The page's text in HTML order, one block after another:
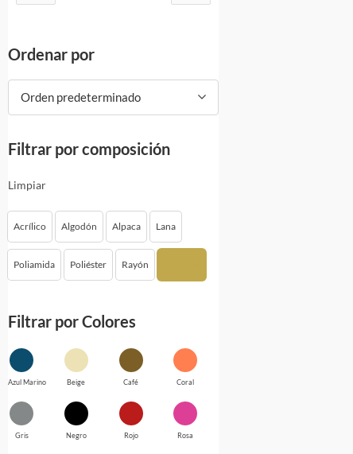
Ordenar por
Orden predeterminado
Filtrar por composición
Limpiar
Acrílico Algodón Alpaca Lana
Poliamida Poliéster Rayón
Filtrar por Colores
Azul Marino Beige Café Coral
Gris Negro Rojo Rosa